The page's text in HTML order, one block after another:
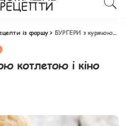
із фаршу> БУРГЕРИ з курячою котлетою і кіно
котлетою і кіно